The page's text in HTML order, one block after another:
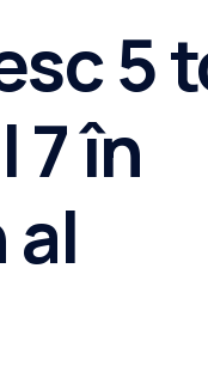
5
7 în